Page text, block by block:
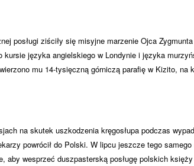
posługi ziściły się misyjne marzenie Ojca
języka angielskiego w Londynie i języka
mu 14-tysięczną górniczą parafię w Kizito, na
na skutek uszkodzenia kręgosłupa podczas
powrócił do Polski. W lipcu jeszcze tego
aby wesprzeć duszpasterską posługę polskich